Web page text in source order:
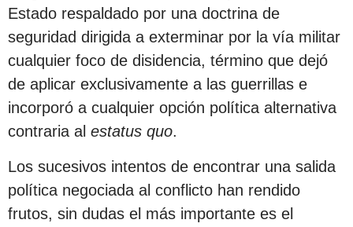
Estado respaldado por una doctrina de
seguridad dirigida a exterminar por la vía militar
cualquier foco de disidencia, término que dejó
de aplicar exclusivamente a las guerrillas e
incorporó a cualquier opción política alternativa
contraria al estatus quo.
Los sucesivos intentos de encontrar una salida
política negociada al conflicto han rendido
frutos, sin dudas el más importante es el